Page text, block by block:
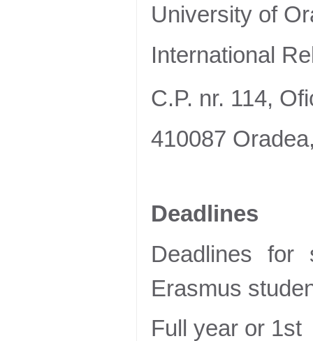
University of
International
C.P. nr. 114,
410087
Deadlines
Deadlines for
Erasmus
Full year or